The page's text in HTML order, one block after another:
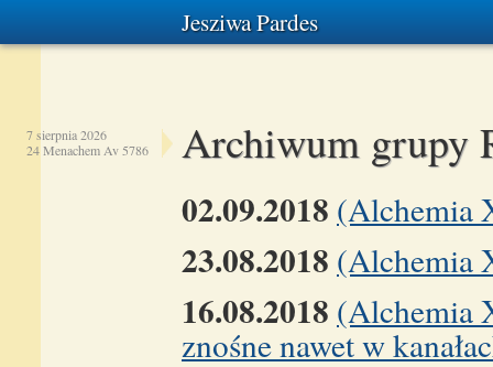
Jesziwa Pardes
7 sierpnia 2026
24 Menachem Av 5786
Archiwum grupy
02.09.2018 (Alchemia
23.08.2018 (Alchemia
16.08.2018 (Alchemia
znośne nawet w